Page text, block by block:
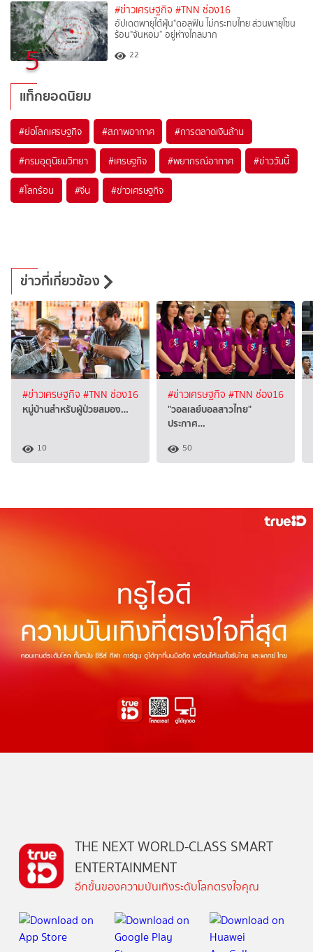
5
#ข่าวเศรษฐกิจ #TNN ช่อง16
อัปเดตพายุไต้ฝุ่น"ดอลฟิน ไม่กระทบไทย ส่วนพายุโซน
ร้อน"จันหอม” อยู่ห่างไกลมาก
22
แท็กยอดนิยม
#ย่อโลกเศรษฐกิจ #สภาพอากาศ #การตลาดเงินล้าน
#กรมอุตุนิยมวิทยา #เศรษฐกิจ #พยากรณ์อากาศ #ข่าววันนี้
#โลกร้อน #จีน #ข่าวเศรษฐกิจ
ข่าวที่เกี่ยวข้อง
#ข่าวเศรษฐกิจ #TNN ช่อง16
หมู่บ้านสำหรับผู้ป่วยสมอง…
10
#ข่าวเศรษฐกิจ #TNN ช่อง16
"วอลเลย์บอลสาวไทย"
ประกาศ…
50
THE NEXT WORLD-CLASS SMART
ENTERTAINMENT
อีกขั้นของความบันเทิงระดับโลกตรงใจคุณ